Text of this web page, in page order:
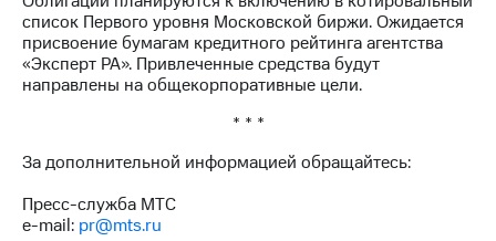
капитал
Контроль
и
аудит
Описание
приобретения
Порядок
список Первого уровня Московской биржи. Ожидается
присвоение бумагам кредитного рейтинга агентства
«Эксперт РА». Привлеченные средства будут
направлены на общекорпоративные цели.
* * *
За дополнительной информацией обращайтесь:
Пресс-служба МТС
e-mail: pr@mts.ru